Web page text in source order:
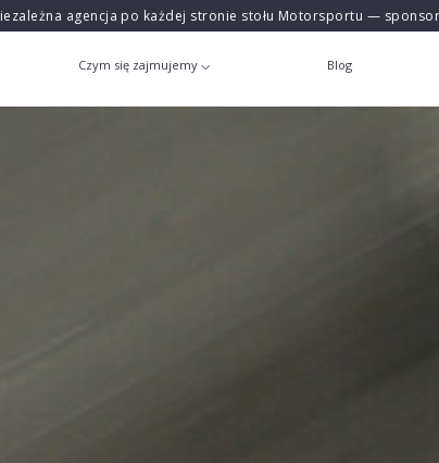
agencja po każdej stronie stołu Motorsportu —
Czym się zajmujemy Blog